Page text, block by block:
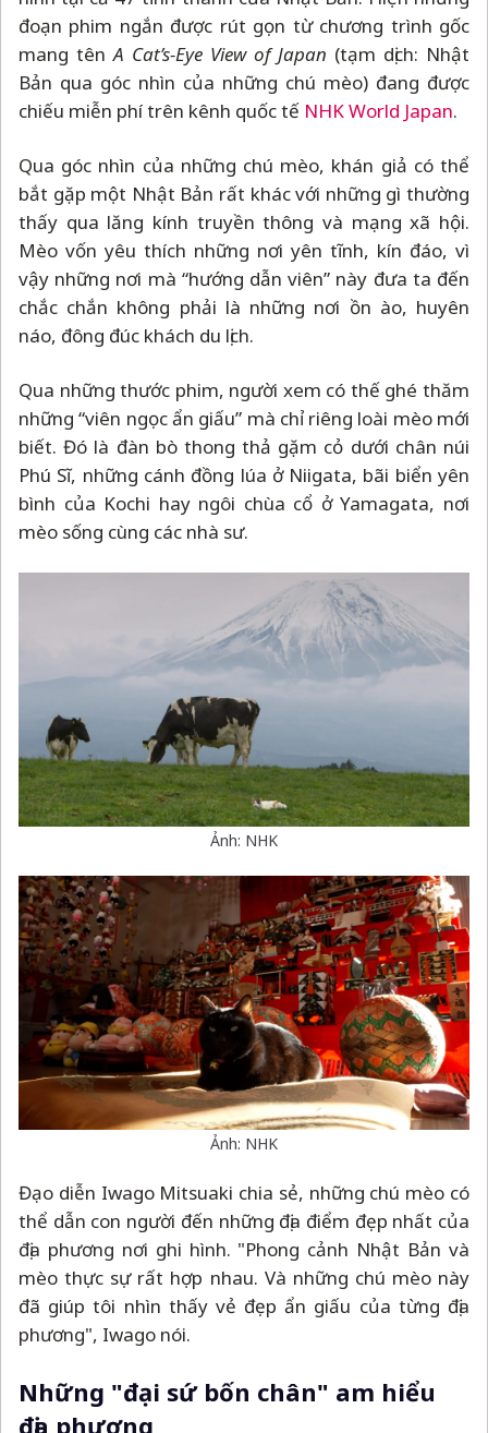
đoạn phim ngắn được rút gọn từ chương trình gốc
mang tênA Cat’s-Eye View of Japan (tạm dịch: Nhật
Bản qua góc nhìn của những chú mèo) đang được
chiếu miễn phí trên kênh quốc tế NHK World Japan.
Qua góc nhìn của những chú mèo, khán giả có thể
bắt gặp một Nhật Bản rất khác với những gì thường
thấy qua lăng kính truyền thông và mạng xã hội.
Mèo vốn yêu thích những nơi yên tĩnh, kín đáo, vì
vậy những nơi mà “hướng dẫn viên” này đưa ta đến
chắc chắn không phải là những nơi ồn ào, huyên
náo, đông đúc khách du lịch.
Qua những thước phim, người xem có thế ghé thăm
những “viên ngọc ẩn giấu” mà chỉ riêng loài mèo mới
biết. Đó là đàn bò thong thả gặm cỏ dưới chân núi
Phú Sĩ, những cánh đồng lúa ở Niigata, bãi biển yên
bình của Kochi hay ngôi chùa cổ ở Yamagata, nơi
mèo sống cùng các nhà sư.
Ảnh: NHK
Ảnh: NHK
Đạo diễn Iwago Mitsuaki chia sẻ, những chú mèo có
thể dẫn con người đến những địa điểm đẹp nhất của
địa phương nơi ghi hình. "Phong cảnh Nhật Bản và
mèo thực sự rất hợp nhau. Và những chú mèo này
đã giúp tôi nhìn thấy vẻ đẹp ẩn giấu của từng địa
phương", Iwago nói.
Những "đại sứ bốn chân" am hiểu
địa phương